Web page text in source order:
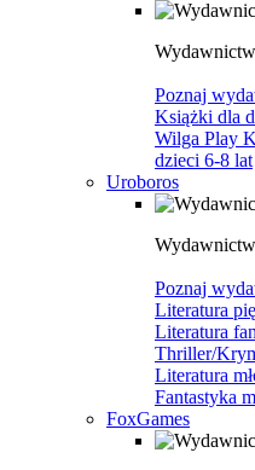
Poznaj
Książki dla
Wilga Play
dzieci 6-8 lat
Uroboros
Poznaj
Literatura
Literatura
Thriller/
Literatura
Fantastyka
FoxGames